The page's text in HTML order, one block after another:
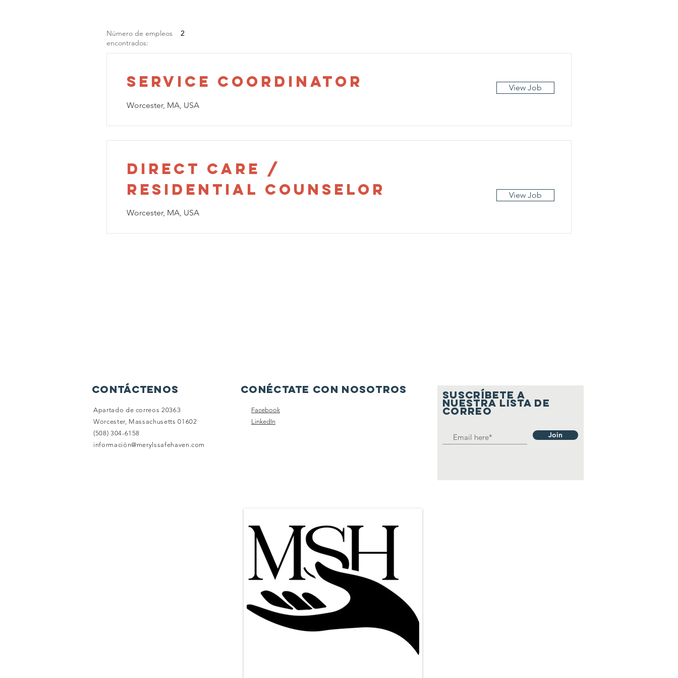
Número de empleos
encontrados:
2
Service Coordinator
Worcester, MA, USA
View Job
Direct Care /
Residential Counselor
Worcester, MA, USA
View Job
Contáctenos
Apartado de correos 20363
Worcester, Massachusetts 01602
(508) 304-6158
información@merylssafehaven.com
Conéctate con nosotros
Facebook
LinkedIn
SUSCRÍBETE A
NUESTRA LISTA DE
CORREO
Join